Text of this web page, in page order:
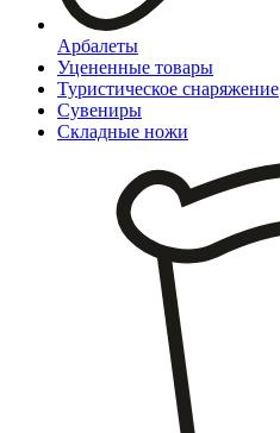
Арбалеты
Уцененные товары
Туристическое снаряжение
Сувениры
Складные ножи